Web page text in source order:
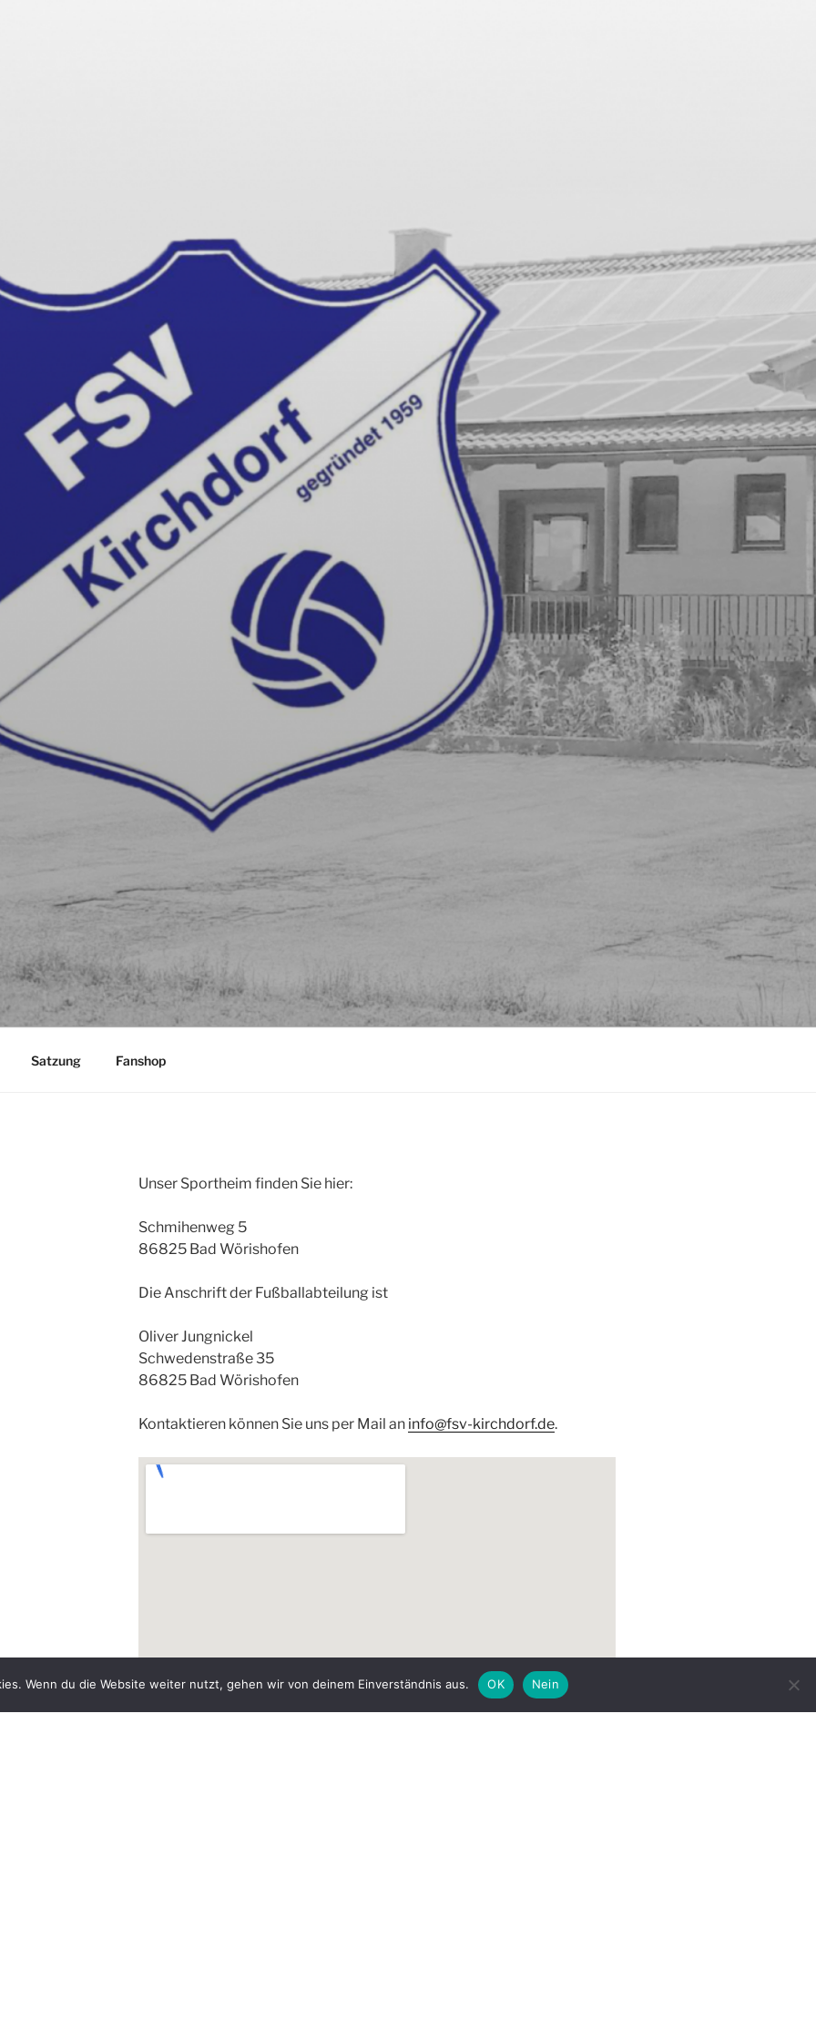
Satzung Fanshop
Unser Sportheim finden Sie hier:
Schmihenweg 5
86825 Bad Wörishofen
Die Anschrift der Fußballabteilung ist
Oliver Jungnickel
Schwedenstraße 35
86825 Bad Wörishofen
Kontaktieren können Sie uns per Mail an info@fsv-kirchdorf.de.
Wenn du die Website weiter nutzt, gehen wir von deinem Einverständnis aus. OK Nein